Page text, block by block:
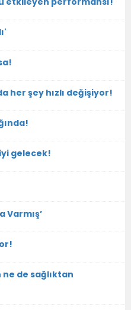
her şey hızlı değişiyor!
gelecek!
Varmış’
de sağlıktan